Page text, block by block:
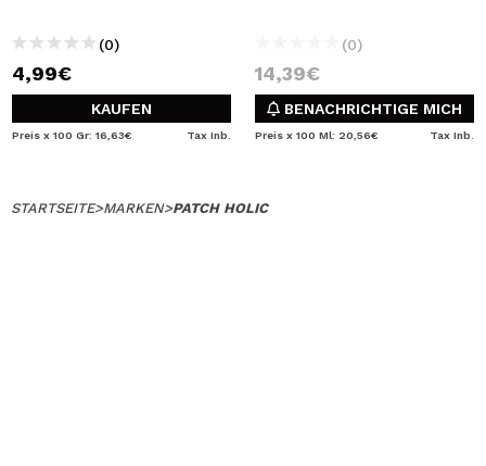
(0)
4,99€
KAUFEN
Preis x 100 Gr: 16,63€ Tax Inb.
(0)
14,39€
BENACHRICHTIGE MICH
Preis x 100 Ml: 20,56€ Tax Inb.
STARTSEITE>MARKEN>PATCH HOLIC